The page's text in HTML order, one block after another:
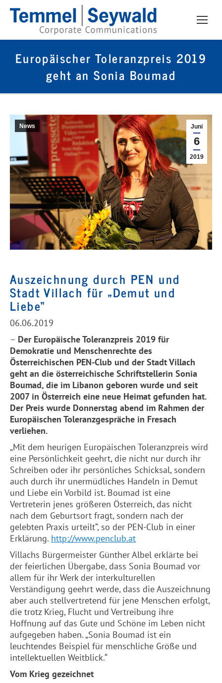
Europäischer Toleranzpreis 2019
geht an Sonia Boumad
Juni
6
2019
News
Auszeichnung durch PEN und
Stadt Villach für „Demut und
Liebe“
06.06.2019
– Der Europäische Toleranzpreis 2019 für
Demokratie und Menschenrechte des
Österreichischen PEN-Club und der Stadt Villach
geht an die österreichische Schriftstellerin Sonia
Boumad, die im Libanon geboren wurde und seit
2007 in Österreich eine neue Heimat gefunden hat.
Der Preis wurde Donnerstag abend im Rahmen der
Europäischen Toleranzgespräche in Fresach
verliehen.
„Mit dem heurigen Europäischen Toleranzpreis wird
eine Persönlichkeit geehrt, die nicht nur durch ihr
Schreiben oder ihr persönliches Schicksal, sondern
auch durch ihr unermüdliches Handeln in Demut
und Liebe ein Vorbild ist. Boumad ist eine
Vertreterin jenes größeren Österreich, das nicht
nach dem Geburtsort fragt, sondern nach der
gelebten Praxis urteilt“, so der PEN-Club in einer
Erklärung. http://www.penclub.at
Villachs Bürgermeister Günther Albel erklärte bei
der feierlichen Übergabe, dass Sonia Boumad vor
allem für ihr Werk der interkulturellen
Verständigung geehrt werde, dass die Auszeichnung
aber auch stellvertretend für jene Menschen erfolgt,
die trotz Krieg, Flucht und Vertreibung ihre
Hoffnung auf das Gute und Schöne im Leben nicht
aufgegeben haben. „Sonia Boumad ist ein
leuchtendes Beispiel für menschliche Größe und
intellektuellen Weitblick.“
Vom Krieg gezeichnet